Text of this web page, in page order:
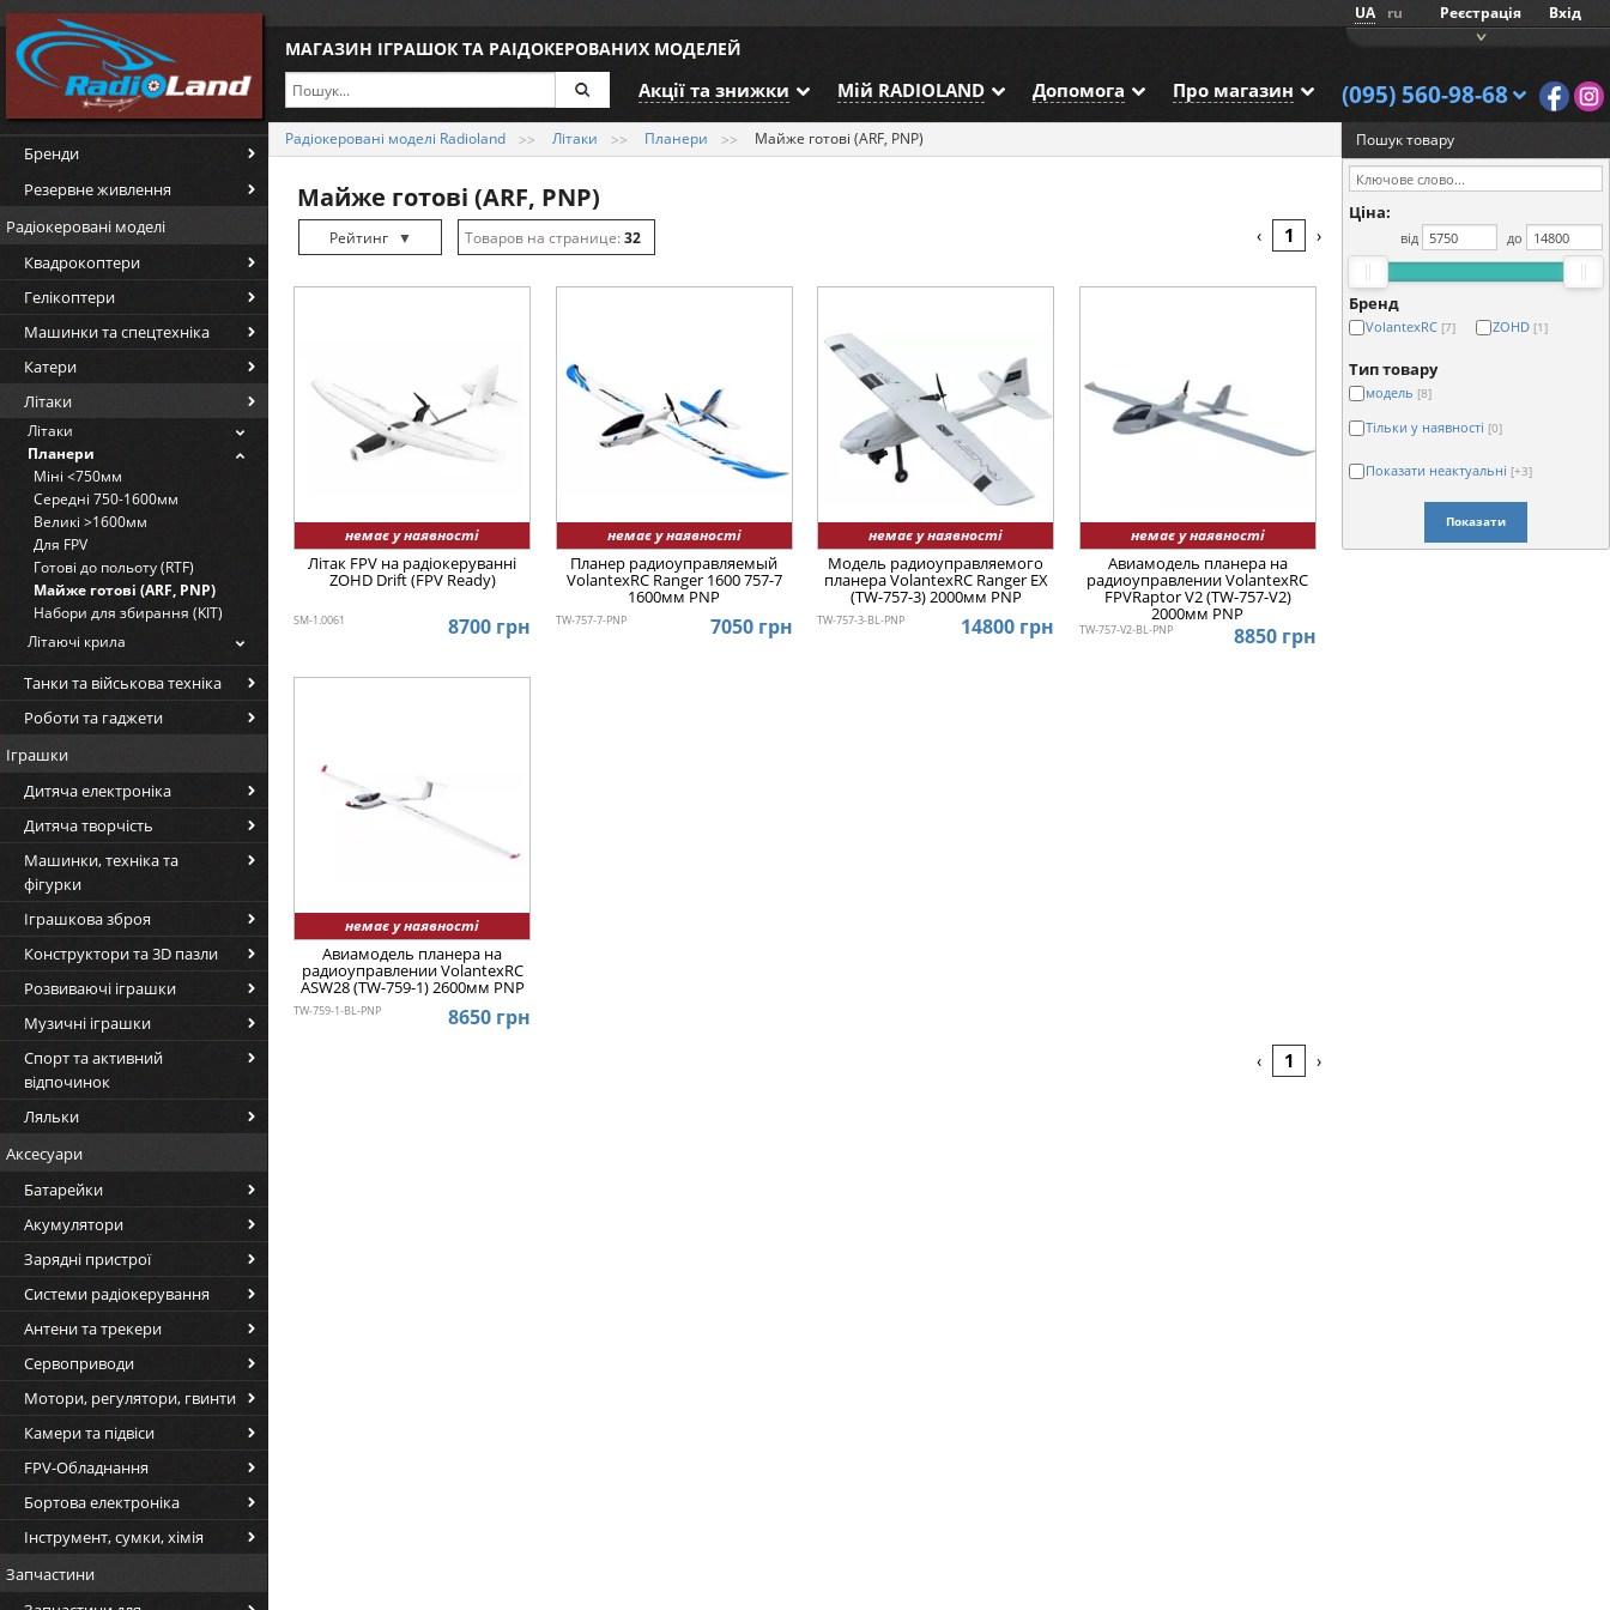
UA ru Реєстрація Вхід
МАГАЗИН ІГРАШОК ТА РАІДОКЕРОВАНИХ МОДЕЛЕЙ
Акції та знижки Мій RADIOLAND Допомога Про магазин (095) 560-98-68
Бренди
Резервне живлення
Радіокеровані моделі
Квадрокоптери
Гелікоптери
Машинки та спецтехніка
Катери
Літаки
Літаки
Планери
Міні <750мм
Середні 750-1600мм
Великі >1600мм
Для FPV
Готові до польоту (RTF)
Майже готові (ARF, PNP)
Набори для збирання (KIT)
Літаючі крила
Танки та військова техніка
Роботи та гаджети
Іграшки
Дитяча електроніка
Дитяча творчість
Машинки, техніка та
фігурки
Іграшкова зброя
Конструктори та 3D пазли
Розвиваючі іграшки
Музичні іграшки
Спорт та активний
відпочинок
Ляльки
Аксесуари
Батарейки
Акумулятори
Зарядні пристрої
Системи радіокерування
Антени та трекери
Сервоприводи
Мотори, регулятори, гвинти
Камери та підвіси
FPV-Обладнання
Бортова електроніка
Інструмент, сумки, хімія
Запчастини
Радіокеровані моделі Radioland Літаки Планери Майже готові (ARF, PNP)
Майже готові (ARF, PNP)
Рейтинг
▼
Ціна ▼
32
‹ 1 ›
немає у наявності
Літак FPV на радіокеруванні
ZOHD Drift (FPV Ready)
SM-1.0061 8700 грн
немає у наявності
Планер радиоуправляемый
VolantexRC Ranger 1600 757-7
1600мм PNP
TW-757-7-PNP 7050 грн
немає у наявності
Модель радиоуправляемого
планера VolantexRC Ranger EX
(TW-757-3) 2000мм PNP
TW-757-3-BL-PNP 14800 грн
немає у наявності
Авиамодель планера на
радиоуправлении VolantexRC
FPVRaptor V2 (TW-757-V2)
2000мм PNP
TW-757-V2-BL-PNP 8850 грн
немає у наявності
Авиамодель планера на
радиоуправлении VolantexRC
ASW28 (TW-759-1) 2600мм PNP
TW-759-1-BL-PNP 8650 грн
‹ 1 ›
Пошук товару
Ціна:
від до
Бренд
VolantexRC [7] ZOHD [1]
Тип товару
модель [8]
Тільки у наявності [0]
Показати неактуальні [+3]
Показати